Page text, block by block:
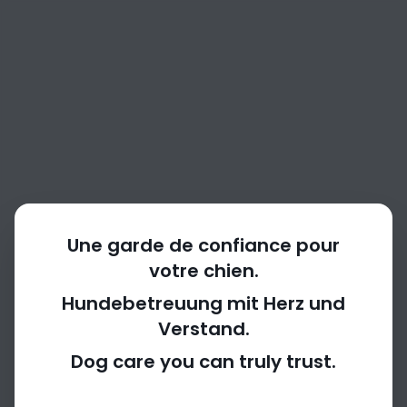
Une garde de confiance pour
votre chien.
Hundebetreuung mit Herz und
Verstand.
Dog care you can truly trust.
404